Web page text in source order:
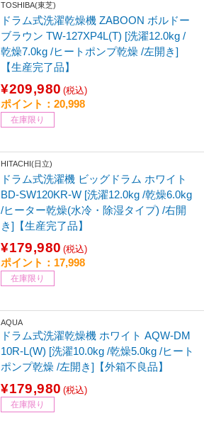
TOSHIBA(東芝)
ドラム式洗濯乾燥機 ZABOON ボルドー
ブラウン TW-127XP4L(T) [洗濯12.0kg /
乾燥7.0kg /ヒートポンプ乾燥 /左開き]
【生産完了品】
¥209,980 (税込)
ポイント：20,998
在庫限り
HITACHI(日立)
ドラム式洗濯機 ビッグドラム ホワイト
BD-SW120KR-W [洗濯12.0kg /乾燥6.0kg
/ヒーター乾燥(水冷・除湿タイプ) /右開
き]【生産完了品】
¥179,980 (税込)
ポイント：17,998
在庫限り
AQUA
ドラム式洗濯乾燥機 ホワイト AQW-DM
10R-L(W) [洗濯10.0kg /乾燥5.0kg /ヒート
ポンプ乾燥 /左開き]【外箱不良品】
¥179,980 (税込)
在庫限り